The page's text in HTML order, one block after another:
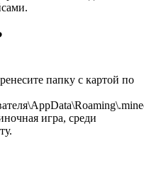
папку с картой по
игра, среди